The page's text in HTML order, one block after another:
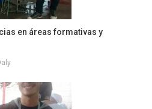
en áreas formativas y